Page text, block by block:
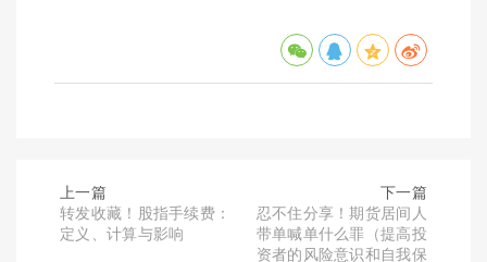
上一篇
转发收藏！股指手续费：
定义、计算与影响
下一篇
忍不住分享！期货居间人
带单喊单什么罪（提高投
资者的风险意识和自我保